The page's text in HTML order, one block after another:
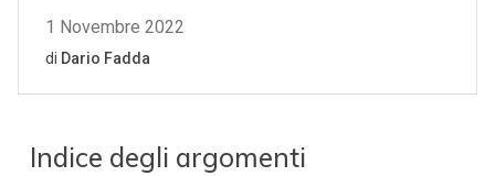
Indice degli argomenti